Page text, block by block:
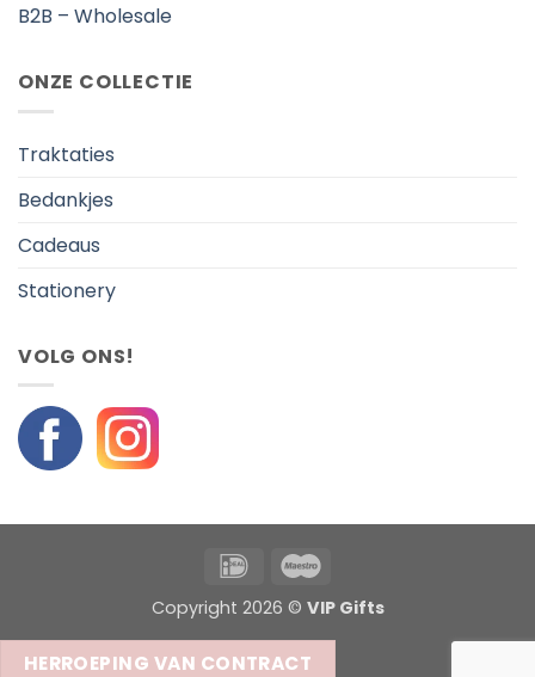
B2B – Wholesale
ONZE COLLECTIE
Traktaties
Bedankjes
Cadeaus
Stationery
VOLG ONS!
IDeal
Copyright 2026 © VIP Gifts
HERROEPING VAN CONTRACT